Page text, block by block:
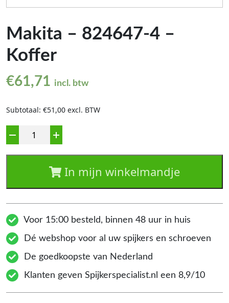
Makita – 824647-4 –
Koffer
€61,71 incl. btw
Subtotaal: €51,00 excl. BTW
In mijn winkelmandje
Voor 15:00 besteld, binnen 48 uur in huis
Dé webshop voor al uw spijkers en schroeven
De goedkoopste van Nederland
Klanten geven Spijkerspecialist.nl een 8,9/10